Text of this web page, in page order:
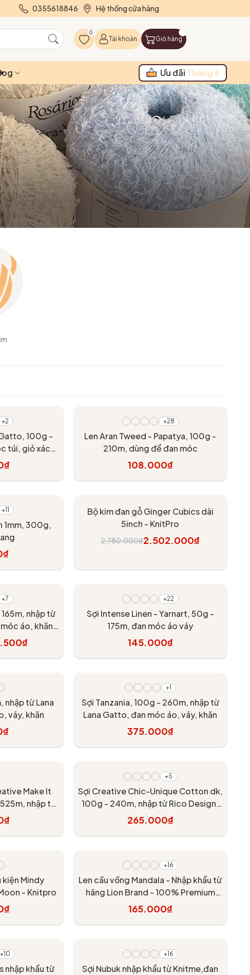
0355618846 Hệ thống cửa hàng
0
Tài khoản Giỏ hàng
Ưu đãi Tháng 6
+2
100g -
túi, giỏ xách,
nội thất
+28
Len Aran Tweed - Papatya, 100g -
210m, dùng để đan móc
108.000₫
+11
1mm, 300g,
Bộ kim đan gỗ Ginger Cubics dài
5inch - KnitPro
2.780.000₫2.502.000₫
+7
nhập từ
áo, khăn,
+22
Sợi Intense Linen - Yarnart, 50g -
175m, đan móc áo váy
145.000₫
nhập từ Lana
váy, khăn
+1
Sợi Tanzania, 100g - 260m, nhập từ
Lana Gatto, đan móc áo, váy, khăn
375.000₫
Make It
nhập từ
áo, váy, khăn
+5
Sợi Creative Chic-Unique Cotton dk,
100g - 240m, nhập từ Rico Design,
đan móc áo, khăn, váy
265.000₫
kiện Mindy
- Knitpro
+16
Len cầu vồng Mandala - Nhập khẩu từ
hãng Lion Brand - 100% Premium
Acrylic - 150gram dài 173m
165.000₫
+10
nhập khẩu từ
+16
Sợi Nubuk nhập khẩu từ Knitme,đan